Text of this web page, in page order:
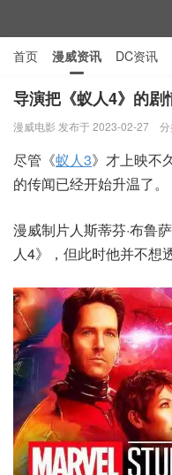
首页 漫威资讯 DC资讯
电视剧资源 漫威图片
导演把《蚁人4》的剧
漫威电影 发布于 2023-02-27 分
尽管《蚁人3》才上映不
的传闻已经开始升温了。
漫威制片人斯蒂芬·布鲁
人4》，但此时他并不想